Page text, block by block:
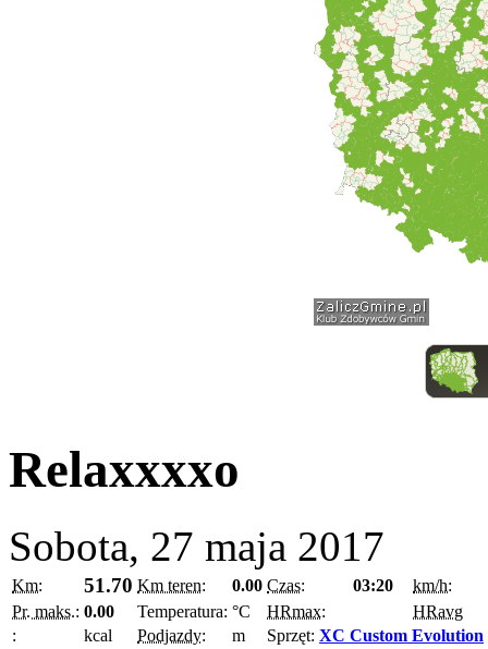
Relaxxxxo
Sobota, 27 maja 2017
Km: 51.70 Km teren: 0.00 Czas: 03:20
km/h:
Pr. maks.: 0.00 Temperatura: °C HRmax:
HRavg
:
kcal Podjazdy: m Sprzęt: XC Custom Evolution